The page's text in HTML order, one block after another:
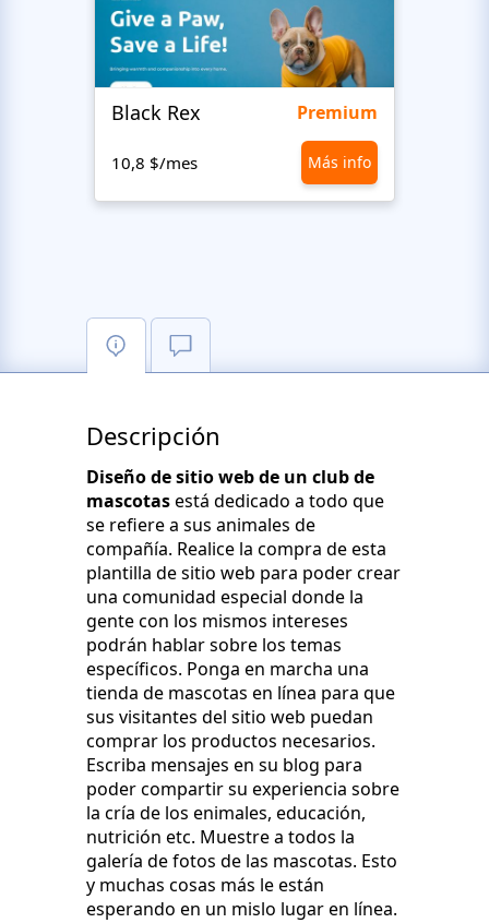
Black Rex Premium
10,8 $/mes Más info
Descripción
Diseño de sitio web de un club de
mascotasestá dedicado a todo que
se refiere a sus animales de
compañía. Realice la compra de esta
plantilla de sitio web para poder crear
una comunidad especial donde la
gente con los mismos intereses
podrán hablar sobre los temas
específicos. Ponga en marcha una
tienda de mascotas en línea para que
sus visitantes del sitio web puedan
comprar los productos necesarios.
Escriba mensajes en su blog para
poder compartir su experiencia sobre
la cría de los enimales, educación,
nutrición etc. Muestre a todos la
galería de fotos de las mascotas. Esto
y muchas cosas más le están
esperando en un mislo lugar en línea.